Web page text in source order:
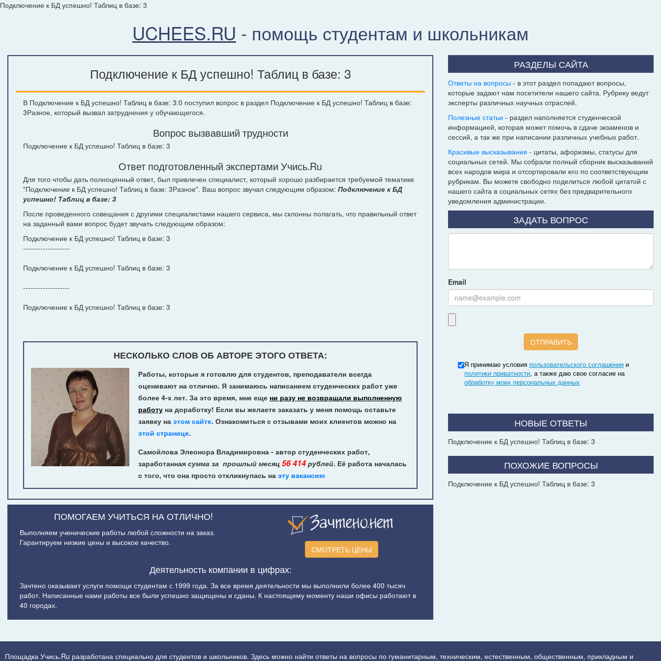
Подключение к БД успешно! Таблиц в базе: 3
UCHEES.RU - помощь студентам и школьникам
Подключение к БД успешно! Таблиц в базе: 3
В Подключение к БД успешно! Таблиц в базе: 3:0 поступил вопрос в раздел Подключение к БД успешно! Таблиц в базе:
3Разное, который вызвал затруднения у обучающегося.
Вопрос вызвавший трудности
Подключение к БД успешно! Таблиц в базе: 3
Ответ подготовленный экспертами Учись.Ru
Для того чтобы дать полноценный ответ, был привлечен специалист, который хорошо разбирается требуемой тематике
"Подключение к БД успешно! Таблиц в базе: 3Разное". Ваш вопрос звучал следующим образом: Подключение к БД
успешно! Таблиц в базе: 3
После проведенного совещания с другими специалистами нашего сервиса, мы склонны полагать, что правильный ответ
на заданный вами вопрос будет звучать следующим образом:
Подключение к БД успешно! Таблиц в базе: 3
-------------------
Подключение к БД успешно! Таблиц в базе: 3
-------------------
Подключение к БД успешно! Таблиц в базе: 3
НЕСКОЛЬКО СЛОВ ОБ АВТОРЕ ЭТОГО ОТВЕТА:
Работы, которые я готовлю для студентов, преподаватели всегда
оценивают на отлично. Я занимаюсь написанием студенческих работ уже
более 4-х лет. За это время, мне еще ни разу не возвращали выполненную
работу на доработку! Если вы желаете заказать у меня помощь оставьте
заявку на этом сайте. Ознакомиться с отзывами моих клиентов можно на
этой странице.
Самойлова Элеонора Владимировна - автор студенческих работ,
заработанная сумма за прошлый месяц 56 414 рублей. Её работа началась
с того, что она просто откликнулась на эту вакансию
ПОМОГАЕМ УЧИТЬСЯ НА ОТЛИЧНО!
Выполняем ученические работы любой сложности на заказ.
Гарантируем низкие цены и высокое качество.
СМОТРЕТЬ ЦЕНЫ
Деятельность компании в цифрах:
Зачтено оказывает услуги помощи студентам с 1999 года. За все время деятельности мы выполнили более 400 тысяч
работ. Написанные нами работы все были успешно защищены и сданы. К настоящему моменту наши офисы работают в
40 городах.
РАЗДЕЛЫ САЙТА
Ответы на вопросы - в этот раздел попадают вопросы,
которые задают нам посетители нашего сайта. Рубрику ведут
эксперты различных научных отраслей.
Полезные статьи - раздел наполняется студенческой
информацией, которая может помочь в сдаче экзаменов и
сессий, а так же при написании различных учебных работ.
Красивые высказывания - цитаты, афоризмы, статусы для
социальных сетей. Мы собрали полный сборник высказываний
всех народов мира и отсортировали его по соответствующим
рубрикам. Вы можете свободно поделиться любой цитатой с
нашего сайта в социальных сетях без предварительного
уведомления администрации.
ЗАДАТЬ ВОПРОС
Email
Я принимаю условия пользовательского соглашения и
политики приватности, а также даю свое согласие на
обработку моих персональных данных
НОВЫЕ ОТВЕТЫ
Подключение к БД успешно! Таблиц в базе: 3
ПОХОЖИЕ ВОПРОСЫ
Подключение к БД успешно! Таблиц в базе: 3
Площадка Учись.Ru разработана специально для студентов и школьников. Здесь можно найти ответы на вопросы по гуманитарным, техническим, естественным, общественным, прикладным и